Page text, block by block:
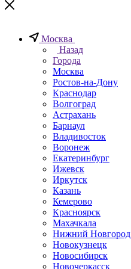
Москва
Назад
Города
Москва
Ростов-на-Дону
Краснодар
Волгоград
Астрахань
Барнаул
Владивосток
Воронеж
Екатеринбург
Ижевск
Иркутск
Казань
Кемерово
Красноярск
Махачкала
Нижний Новгород
Новокузнецк
Новосибирск
Новочеркаcск